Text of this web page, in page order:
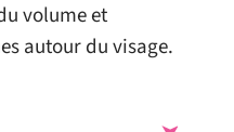
volume et
autour du visage.